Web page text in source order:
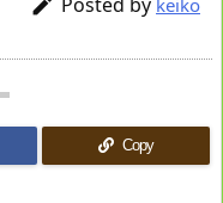
 Posted by keiko
Copy